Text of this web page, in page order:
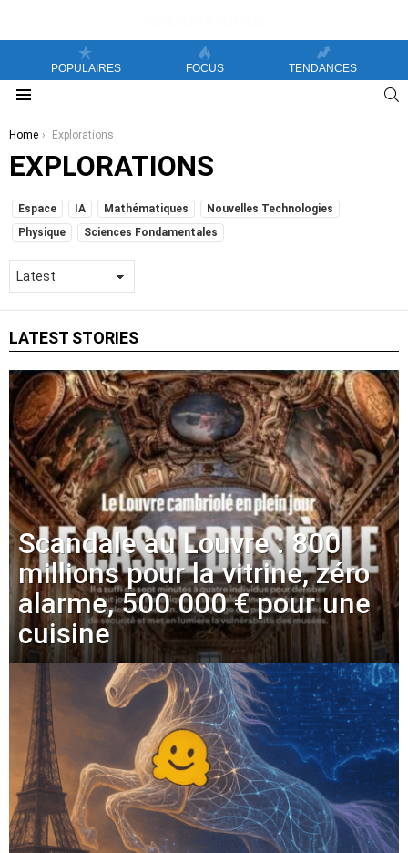
POPULAIRES FOCUS TENDANCES
You are here:
Home Explorations
EXPLORATIONS
SUBTERMS
Espace IA Mathématiques
Nouvelles Technologies
Physique
Sciences Fondamentales
LATEST STORIES
Scandale au Louvre : 800
millions pour la vitrine, zéro
alarme, 500 000 € pour une
cuisine